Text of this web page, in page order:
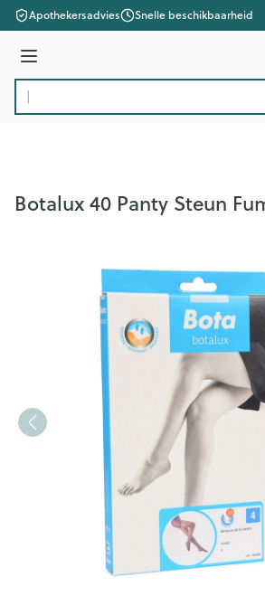
Ga naar de inhoud
Apothekersadvies Snelle beschikbaarheid
Menu
Product, merk, categorie...
Botalux 40 Panty Steun